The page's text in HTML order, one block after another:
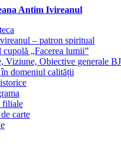
– patron spiritual
„Facerea lumii”
Viziune, Obiective generale
domeniul calității
filiale
carte